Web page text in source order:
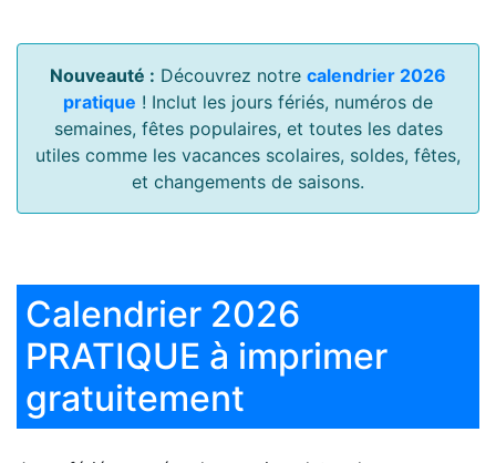
Nouveauté : Découvrez notre calendrier 2026
pratique ! Inclut les jours fériés, numéros de
semaines, fêtes populaires, et toutes les dates
utiles comme les vacances scolaires, soldes, fêtes,
et changements de saisons.
Calendrier 2026
PRATIQUE à imprimer
gratuitement